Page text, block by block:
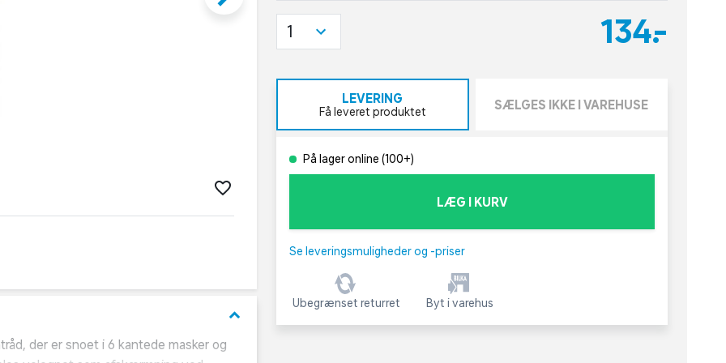
keyboard_arrow_down
der er snoet i 6 kantede masker og
134,-
1
LEVERING
Få leveret produktet SÆLGES IKKE I VAREHUSE
På lager online (100+)
LÆG I KURV
Se leveringsmuligheder og -priser
Ubegrænset returret Byt i varehus